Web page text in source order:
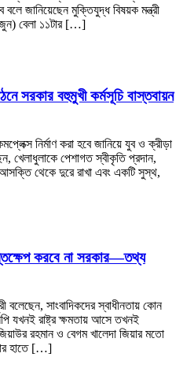
জানিয়েছেন মুক্তিযুদ্ধ বিষয়ক মন্ত্রী
বেলা ১১টার […]
সরকার বহুমুখী কর্মসূচি বাস্তবায়ন
নির্মাণ করা হবে জানিয়ে যুব ও ক্রীড়া
খেলাধুলাকে পেশাগত স্বীকৃতি প্রদান,
থেকে দুরে রাখা এবং একটি সুস্থ,
করবে না সরকার—তথ্য
বলেছেন, সাংবাদিকদের স্বাধীনতায় কোন
যখনই রাষ্ট্র ক্ষমতায় আসে তখনই
রহমান ও বেগম খালেদা জিয়ার মতো
হাতে […]